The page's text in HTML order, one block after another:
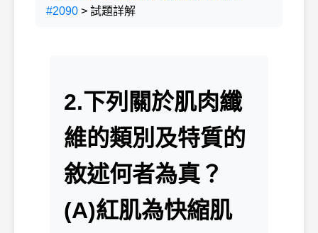
#2090 > 試題詳解
2.下列關於肌肉纖
維的類別及特質的
敘述何者為真？
(A)紅肌為快縮肌